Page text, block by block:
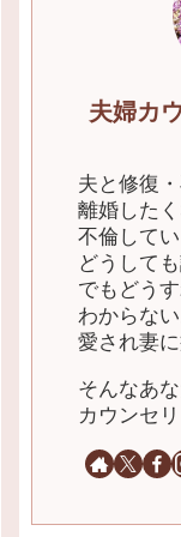
夫婦カ
夫と修復
離婚したく
不倫して
どうしても
でもどう
わからない
愛され妻に
そんなあ
カウンセリ